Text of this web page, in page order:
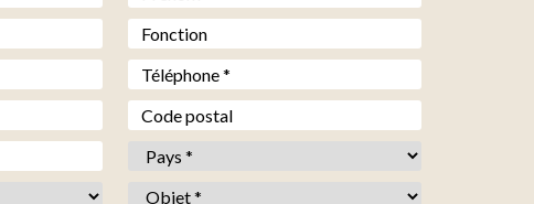
Fonction
Téléphone **
Code postal
Pays * *
Objet **